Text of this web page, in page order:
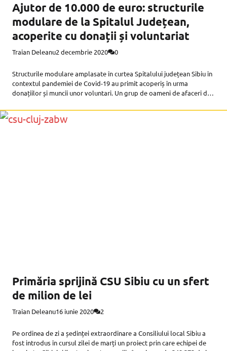
Ajutor de 10.000 de euro: structurile
modulare de la Spitalul Județean,
acoperite cu donații și voluntariat
Traian Deleanu2 decembrie 2020 0
Structurile modulare amplasate în curtea Spitalului județean Sibiu în
contextul pandemiei de Covid-19 au primit acoperiș în urma
donațiilor și muncii unor voluntari. Un grup de oameni de afaceri din
Primăria sprijină CSU Sibiu cu un sfert
de milion de lei
Traian Deleanu16 iunie 2020 2
Pe ordinea de zi a ședinței extraordinare a Consiliului local Sibiu a
fost introdus în cursul zilei de marți un proiect prin care echipei de